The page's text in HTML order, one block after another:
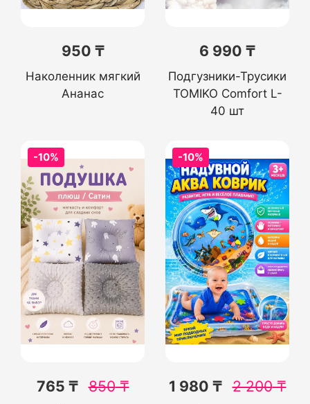
950 ₸
Наколенник мягкий
Ананас
6 990 ₸
Подгузники-Трусики
TOMIKO Comfort L-
40 шт
-10%
765 ₸ 850₸
-10%
1 980 ₸ 2 200₸